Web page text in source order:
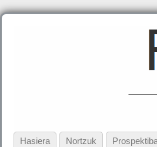
Hasiera Nortzuk